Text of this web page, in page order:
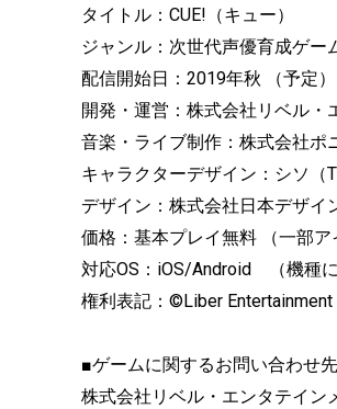
タイトル：CUE!（キュー）
ジャンル：次世代声優育成ゲー
配信開始日：2019年秋 （予定）
開発・運営：株式会社リベル・
音楽・ライブ制作：株式会社ポ
キャラクターデザイン：シソ（
デザイン：株式会社日本デザイ
価格：基本プレイ無料 （一部ア
対応OS：iOS/Android （機種
権利表記：©Liber Entertainment
■ゲームに関するお問い合わせ先
株式会社リベル・エンタテイン